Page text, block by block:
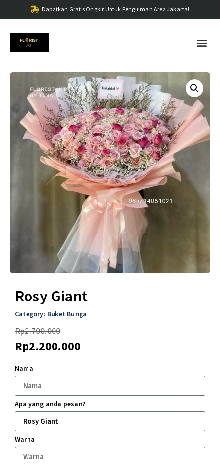
Dapatkan Gratis Ongkir Untuk Pengiriman Area Jakarta!
Rosy Giant
Category: Buket Bunga
Rp2.700.000
Rp2.200.000
Nama
Apa yang anda pesan?
Warna